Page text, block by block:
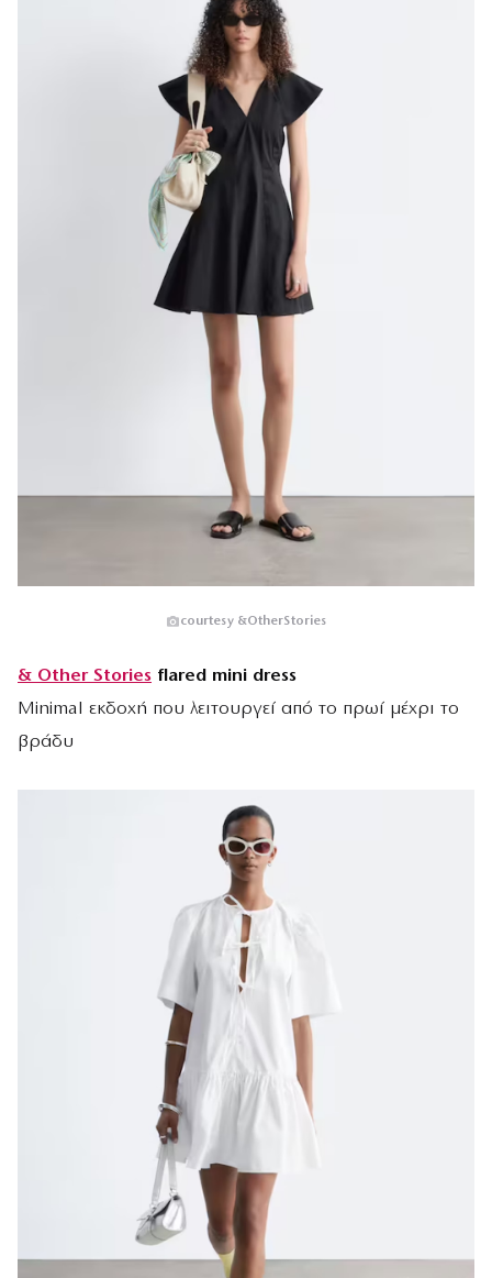
courtesy &OtherStories
& Other Stories flared mini dress
Minimal εκδοχή που λειτουργεί από το πρωί μέχρι το
βράδυ